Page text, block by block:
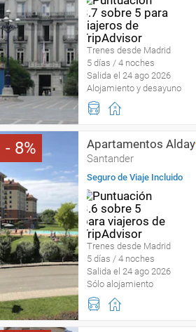
Trenes desde Madrid
5 días / 4 noches
Salida el 24 ago 2026
Alojamiento y desayuno
8 Apartamentos Alday
Santander
Seguro de Viaje Incluido
Trenes desde Madrid
5 días / 4 noches
Salida el 24 ago 2026
Sólo alojamiento